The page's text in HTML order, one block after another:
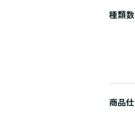
種類数
商品